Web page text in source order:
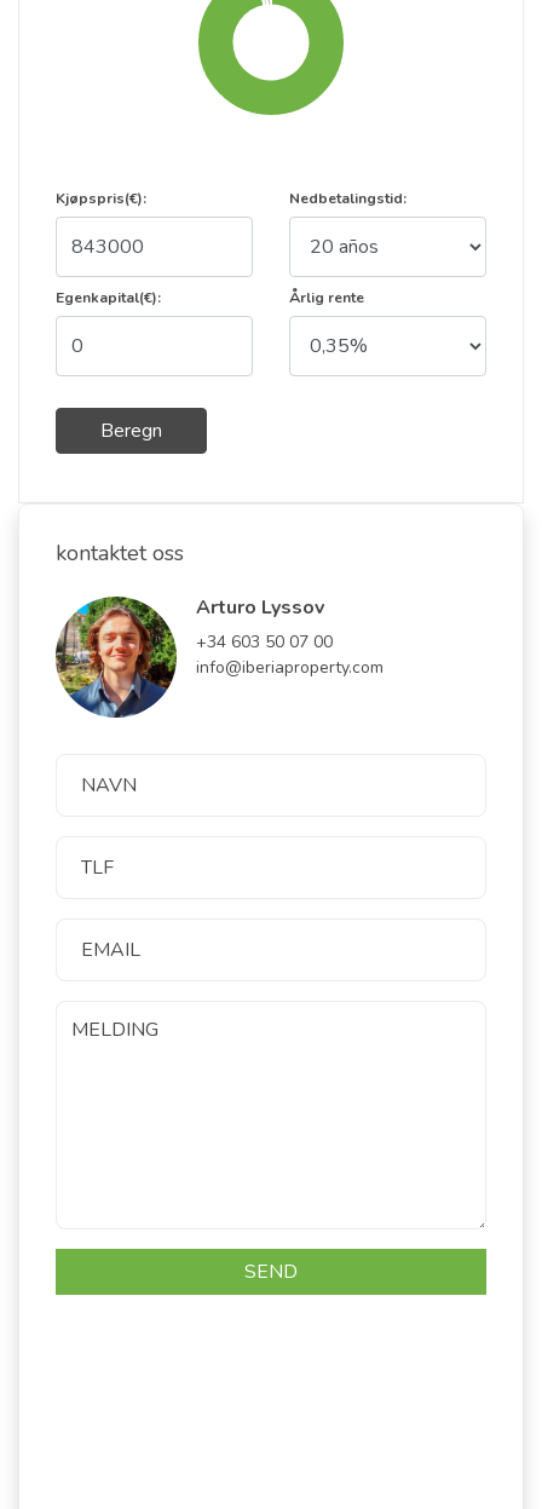
Kjøpspris(€):
Egenkapital(€):
Beregn
Nedbetalingstid:
Årlig rente
kontaktet oss
Arturo Lyssov
+34 603 50 07 00
info@iberiaproperty.com